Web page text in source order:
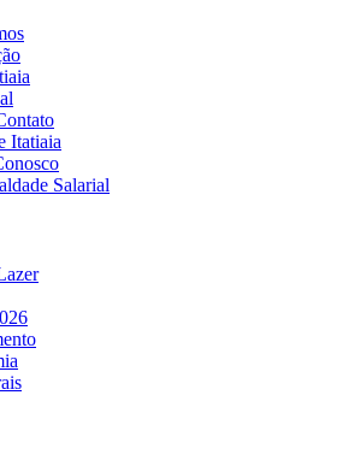
Itatiaia
Salarial